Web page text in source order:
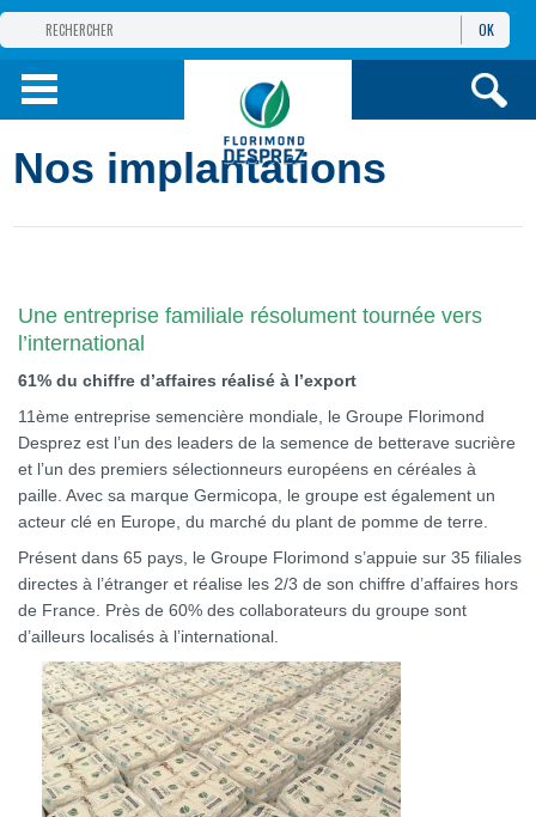
GROUPE
PRODUITS
OK
Nos implantations
Une entreprise familiale résolument tournée vers
l’international
61% du chiffre d’affaires réalisé à l’export
11ème entreprise semencière mondiale, le Groupe Florimond
Desprez est l’un des leaders de la semence de betterave sucrière
et l’un des premiers sélectionneurs européens en céréales à
paille. Avec sa marque Germicopa, le groupe est également un
acteur clé en Europe, du marché du plant de pomme de terre.
Présent dans 65 pays, le Groupe Florimond s’appuie sur 35 filiales
directes à l’étranger et réalise les 2/3 de son chiffre d’affaires hors
de France. Près de 60% des collaborateurs du groupe sont
d’ailleurs localisés à l’international.